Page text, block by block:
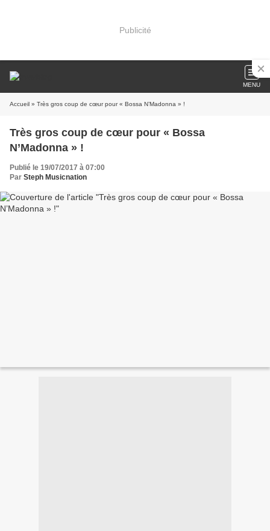
Publicité
MENU
Accueil » Très gros coup de cœur pour « Bossa N’Madonna » !
Très gros coup de cœur pour « Bossa
N’Madonna » !
Publié le 19/07/2017 à 07:00
Par Steph Musicnation